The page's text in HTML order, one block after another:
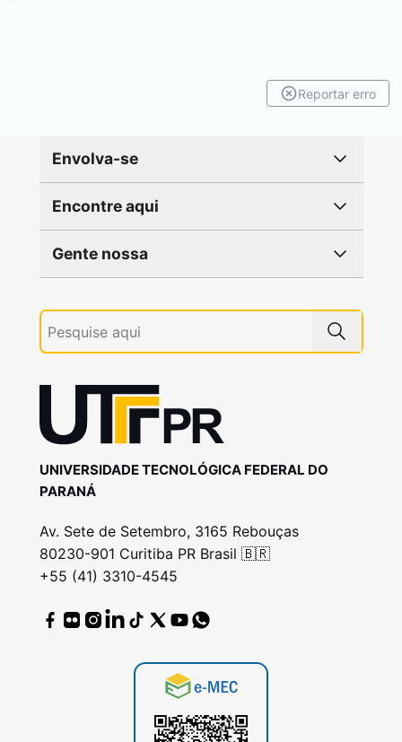
Reportar erro
Envolva-se
Encontre aqui
Gente nossa
UNIVERSIDADE TECNOLÓGICA FEDERAL DO
PARANÁ
Av. Sete de Setembro, 3165 Rebouças
80230-901 Curitiba PR Brasil 🇧🇷
+55 (41) 3310-4545